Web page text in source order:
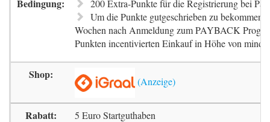
200 Extra-Punkte für die Registrierung bei
Um die Punkte gutgeschrieben zu bekommen,
Wochen nach Anmeldung zum PAYBACK
Punkten incentivierten Einkauf in Höhe von
5 Euro Startguthaben